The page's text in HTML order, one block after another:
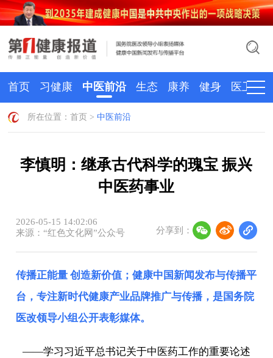
首页 习健康 中医前沿 生态 康养 健身 医卫
所在位置：首页 >中医前沿
李慎明：继承古代科学的瑰宝 振兴
中医药事业
2026-05-15 14:02:06
来源：“红色文化网”公众号
分享到：
传播正能量 创造新价值；健康中国新闻发布与传播平
台，专注新时代健康产业品牌推广与传播，是国务院
医改领导小组公开表彰媒体。
——学习习近平总书记关于中医药工作的重要论述